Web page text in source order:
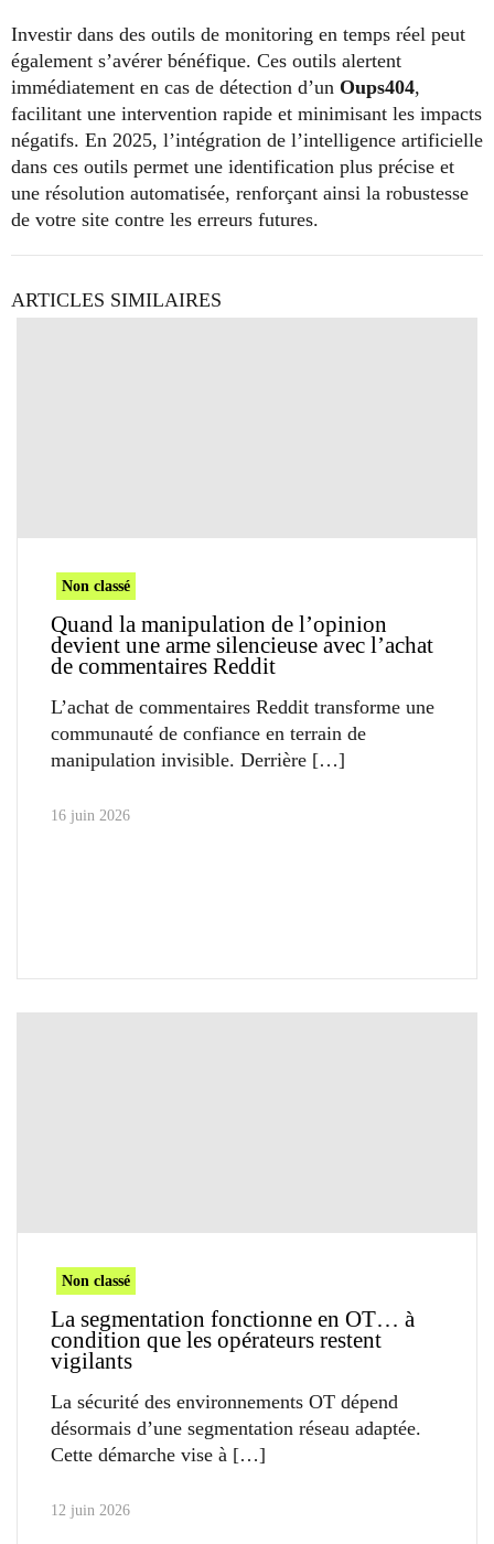
Investir dans des outils de monitoring en temps réel peut
également s’avérer bénéfique. Ces outils alertent
immédiatement en cas de détection d’un Oups404,
facilitant une intervention rapide et minimisant les impacts
négatifs. En 2025, l’intégration de l’intelligence artificielle
dans ces outils permet une identification plus précise et
une résolution automatisée, renforçant ainsi la robustesse
de votre site contre les erreurs futures.
ARTICLES SIMILAIRES
Non classé
Quand la manipulation de l’opinion
devient une arme silencieuse avec l’achat
de commentaires Reddit
L’achat de commentaires Reddit transforme une
communauté de confiance en terrain de
manipulation invisible. Derrière
16 juin 2026
Non classé
La segmentation fonctionne en OT… à
condition que les opérateurs restent
vigilants
La sécurité des environnements OT dépend
désormais d’une segmentation réseau adaptée.
Cette démarche vise à
12 juin 2026